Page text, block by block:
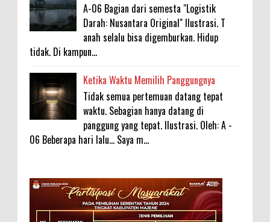
A-06 Bagian dari semesta "Logistik
Darah: Nusantara Original" Ilustrasi. T
anah selalu bisa digemburkan. Hidup
tidak. Di kampun...
Ketika Waktu Memilih Panggungnya
Tidak semua pertemuan datang tepat
waktu. Sebagian hanya datang di
panggung yang tepat. Ilustrasi. Oleh: A -
06 Beberapa hari lalu... Saya m...